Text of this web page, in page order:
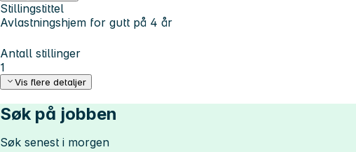
Stillingstittel
Avlastningshjem for gutt på 4 år
Antall stillinger
1
Vis flere detaljer
Søk på jobben
Søk senest i morgen